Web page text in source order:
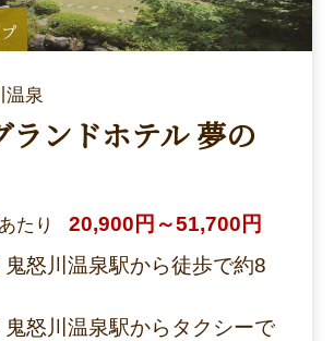
泉
ランドホテル 夢の
たり
20,900円～51,700円
怒川温泉駅から徒歩で約8
怒川温泉駅からタクシーで